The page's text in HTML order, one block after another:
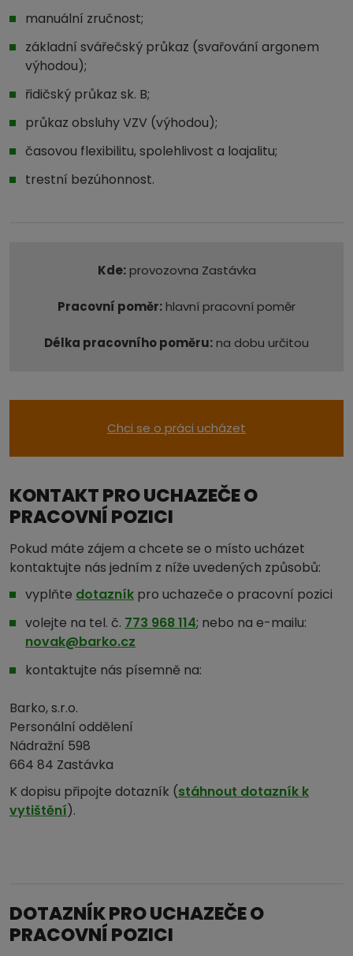
manuální zručnost;
základní svářečský průkaz (svařování argonem
výhodou);
řidičský průkaz sk. B;
průkaz obsluhy VZV (výhodou);
časovou flexibilitu, spolehlivost a loajalitu;
trestní bezúhonnost.
Kde:provozovna Zastávka
Pracovní poměr:hlavní pracovní poměr
Délka pracovního poměru:na dobu určitou
Chci se o práci ucházet
KONTAKT PRO UCHAZEČE O
PRACOVNÍ POZICI
Pokud máte zájem a chcete se o místo ucházet
kontaktujte nás jedním z níže uvedených způsobů:
vyplňte dotazník pro uchazeče o pracovní pozici
volejte na tel. č. 773 968 114; nebo na e-mailu:
novak@barko.cz
kontaktujte nás písemně na:
Barko, s.r.o.
Personální oddělení
Nádražní 598
664 84 Zastávka
K dopisu připojte dotazník (stáhnout dotazník k
vytištění).
DOTAZNÍK PRO UCHAZEČE O
PRACOVNÍ POZICI